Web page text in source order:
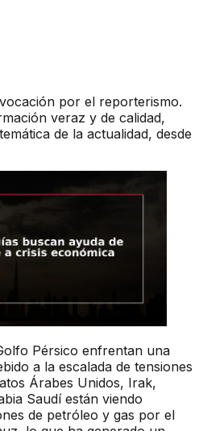
por el reporterismo.
veraz y de calidad,
de la actualidad, desde
Pérsico enfrentan una
a la escalada de tensiones
Árabes Unidos, Irak,
Saudí están viendo
de petróleo y gas por el